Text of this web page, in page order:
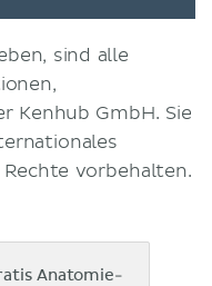
sind alle
Kenhub GmbH. Sie
vorbehalten.
Anatomie-